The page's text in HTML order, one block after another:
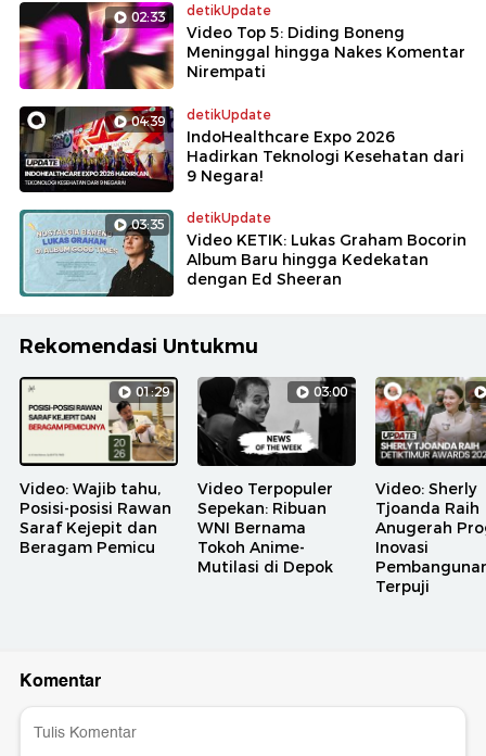
02:33 detikUpdate
Video Top 5: Diding Boneng
Meninggal hingga Nakes Komentar
Nirempati
04:39 detikUpdate
IndoHealthcare Expo 2026
Hadirkan Teknologi Kesehatan dari
9 Negara!
03:35 detikUpdate
Video KETIK: Lukas Graham Bocorin
Album Baru hingga Kedekatan
dengan Ed Sheeran
Rekomendasi Untukmu
01:29
Video: Wajib tahu,
Posisi-posisi Rawan
Saraf Kejepit dan
Beragam Pemicu
03:00
Video Terpopuler
Sepekan: Ribuan
WNI Bernama
Tokoh Anime-
Mutilasi di Depok
Video: Sherly
Tjoanda Raih
Anugerah
Inovasi
Terpuji